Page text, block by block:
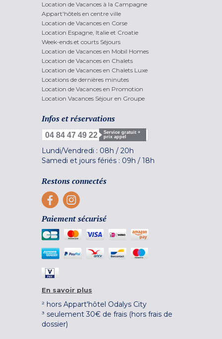
Location de Vacances à la Campagne
Appart'hôtels en centre ville
Location de Vacances en Corse
Location Espagne, Italie et Croatie
Week-ends et courts Séjours
Location de Vacances en Mobil Homes
Location de Vacances en Chalets
Location de Vacances en Chalets Luxe
Locations de dernières minutes
Location de Vacances en Promotion
Location Vacances Séjour en Groupe
Infos et réservations
04 84 47 49 22
Service gratuit +
prix appel
Lundi/Vendredi : 08h / 20h
Samedi et jours fériés : 09h / 18h
Restons connectés
Paiement sécurisé
En savoir plus
² hors Appart'hôtel Odalys City
³ seulement 30€ de frais (hors frais de
dossier)